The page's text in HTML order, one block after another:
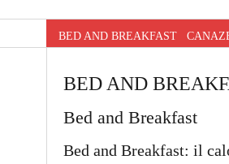
BED AND BREAKFAST
BED AND
Bed and Breakfast
Bed and Breakfast: il